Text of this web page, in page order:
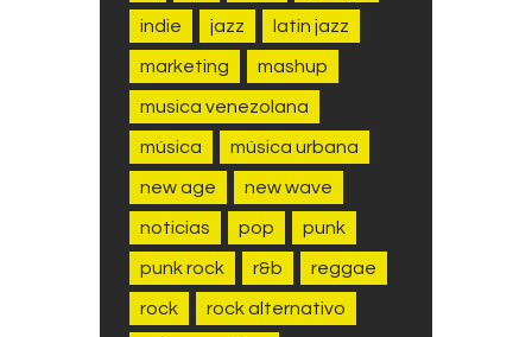
indie jazz latin jazz
marketing mashup
musica venezolana
música música urbana
new age new wave
noticias pop punk
punk rock r&b reggae
rock rock alternativo